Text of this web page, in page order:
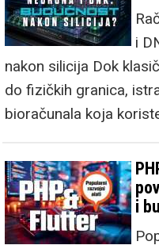
i
nakon silicija Dok
do fizičkih granica,
bioračunala koja
i